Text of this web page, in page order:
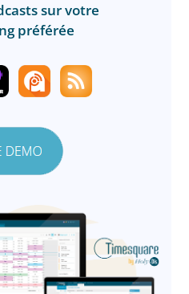
sur votre
préférée